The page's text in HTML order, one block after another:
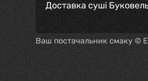
Доставка суші
Ваш постачальник смаку ©